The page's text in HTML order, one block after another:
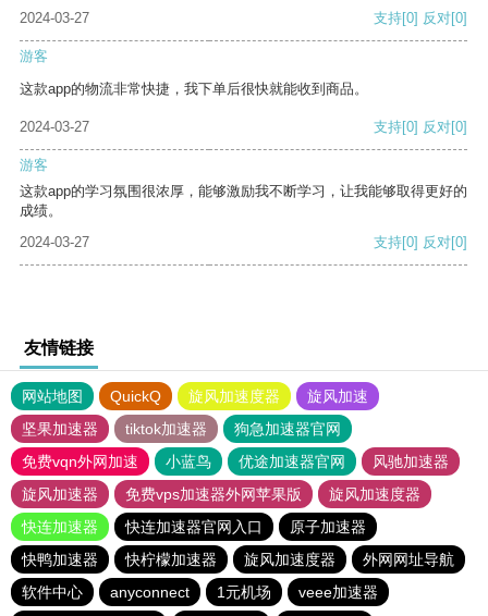
2024-03-27 支持[0] 反对[0]
游客
这款app的物流非常快捷，我下单后很快就能收到商品。
2024-03-27 支持[0] 反对[0]
游客
这款app的学习氛围很浓厚，能够激励我不断学习，让我能够取得更好的
成绩。
2024-03-27
支持[0] 反对[0]
友情链接
网站地图 QuickQ 旋风加速度器
旋风加速
坚果加速器
tiktok加速器
狗急加速器官网
免费vqn外网加速
小蓝鸟 优途加速器官网
风驰加速器
旋风加速器
免费vps加速器外网苹果版
旋风加速度器
快连加速器
快连加速器官网入口
原子加速器
快鸭加速器
快柠檬加速器 旋风加速度器
外网网址导航
软件中心
anyconnect 1元机场 veee加速器